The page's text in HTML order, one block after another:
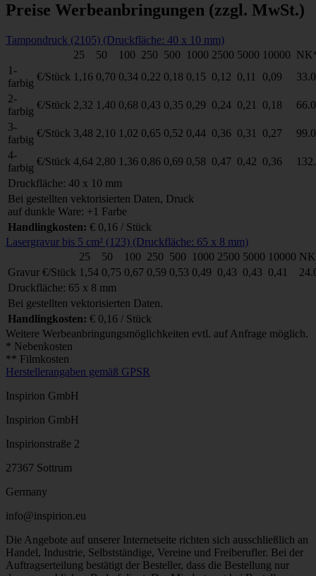
Preise Werbeanbringungen (zzgl. MwSt.)
Tampondruck (2105) (Druckfläche: 40 x 10 mm)
25
50 100 250 500 1000 2500 5000 10000
1-
farbig
€/Stück 1,16 0,70 0,34 0,22 0,18 0,15 0,12 0,11 0,09
2-
farbig
€/Stück 2,32 1,40 0,68 0,43 0,35 0,29 0,24 0,21 0,18
3-
farbig
€/Stück 3,48 2,10 1,02 0,65 0,52 0,44 0,36 0,31 0,27
4-
farbig
€/Stück 4,64 2,80 1,36 0,86 0,69 0,58 0,47 0,42 0,36
Druckfläche: 40 x 10 mm
Bei gestellten vektorisierten Daten, Druck
auf dunkle Ware: +1 Farbe
Handlingkosten: € 0,16 / Stück
Lasergravur bis 5 cm² (123) (Druckfläche: 65 x 8 mm)
25
50 100 250 500 1000 2500 5000 10000
Gravur €/Stück 1,54 0,75 0,67 0,59 0,53 0,49 0,43 0,43 0,41
Druckfläche: 65 x 8 mm
Bei gestellten vektorisierten Daten.
Handlingkosten: € 0,16 / Stück
Weitere Werbeanbringungsmöglichkeiten evtl. auf Anfrage möglich.
* Nebenkosten
** Filmkosten
Herstellerangaben gemäß GPSR
Inspirion GmbH
Inspirion GmbH
Inspirionstraße 2
27367 Sottrum
Germany
info@inspirion.eu
Die Angebote auf unserer Internetseite richten sich ausschließlich an
Handel, Industrie, Selbstständige, Vereine und Freiberufler. Bei der
Auftragserteilung bestätigt der Besteller, dass die Bestellung nur